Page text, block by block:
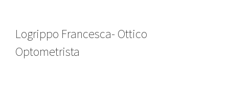
Logrippo Francesca- Ottico
Optometrista